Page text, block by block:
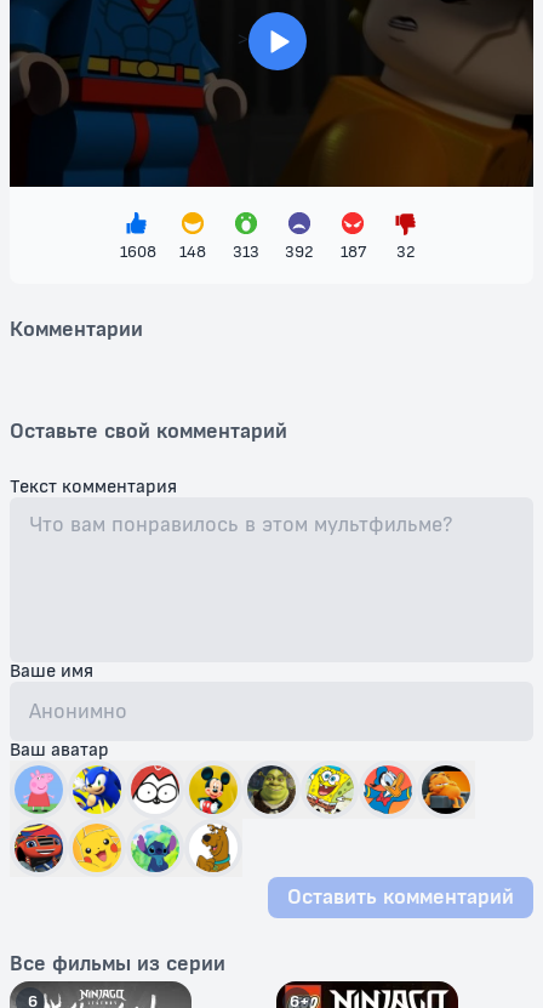
"Фильм: LEGO Бэтмен: В осаде" – это идеальный выбор для
семейного просмотра. Позвольте вашим детям вдохновиться
героями LEGO и насладиться приключениями в кругу любимых
персонажей. Исследуйте мир Готэма и станьте частью этого
захватывающего приключения, полнего юмора и адреналина! Не
упустите возможность посмотреть этот удивительный мультфильм
бесплатно прямо сейчас!
>
1608 148 313 392 187 32
Комментарии
Оставьте свой комментарий
Текст комментария
Ваше имя
Ваш аватар
Оставить комментарий
Все фильмы из серии
6 6+